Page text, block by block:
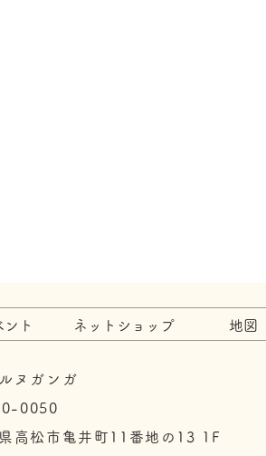
ント ネットショップ 地図
ヌガンガ
0050​
高松市亀井町11番地の13 1F